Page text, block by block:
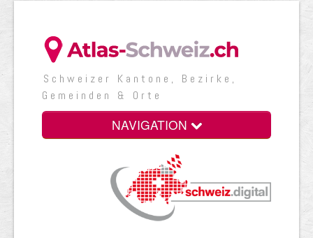
Schweizer Kantone, Bezirke,
Gemeinden & Orte
NAVIGATION